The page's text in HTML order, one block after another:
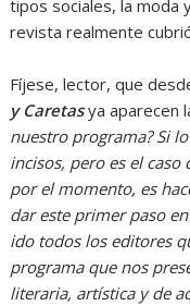
tipos sociales, la moda
revista realmente
Fíjese, lector, que
y Caretasya aparecen
nuestro programa? Si
incisos, pero es el
por el momento, es
dar este primer paso
ido todos los editores
programa que nos
literaria, artística y de